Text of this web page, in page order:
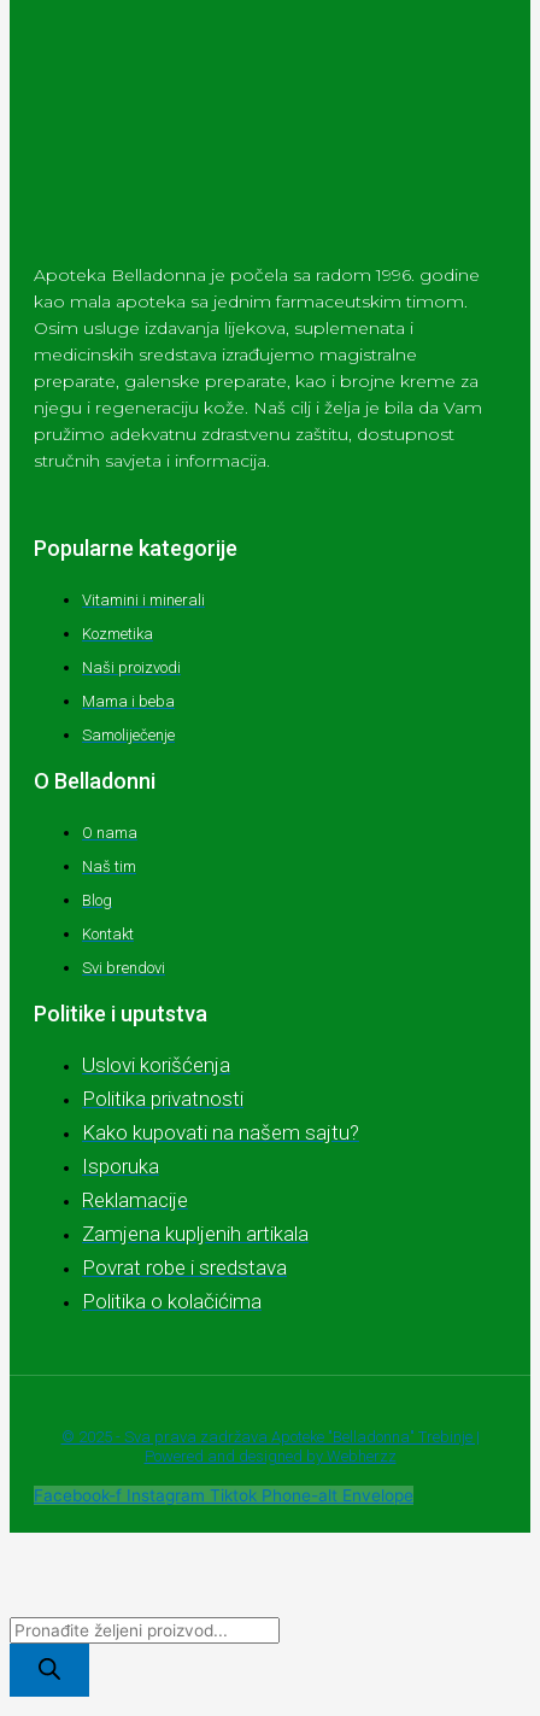
Apoteka Belladonna je počela sa radom 1996. godine
kao mala apoteka sa jednim farmaceutskim timom.
Osim usluge izdavanja lijekova, suplemenata i
medicinskih sredstava izrađujemo magistralne
preparate, galenske preparate, kao i brojne kreme za
njegu i regeneraciju kože. Naš cilj i želja je bila da Vam
pružimo adekvatnu zdrastvenu zaštitu, dostupnost
stručnih savjeta i informacija.
Popularne kategorije
Vitamini i minerali
Kozmetika
Naši proizvodi
Mama i beba
Samoliječenje
O Belladonni
O nama
Naš tim
Blog
Kontakt
Svi brendovi
Politike i uputstva
Uslovi korišćenja
Politika privatnosti
Kako kupovati na našem sajtu?
Isporuka
Reklamacije
Zamjena kupljenih artikala
Povrat robe i sredstava
Politika o kolačićima
© 2025 - Sva prava zadržava Apoteke "Belladonna" Trebinje |
Powered and designed by Webherzz
Facebook-f Instagram Tiktok Phone-alt Envelope